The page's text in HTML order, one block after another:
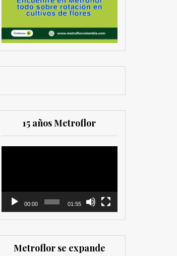
15 años Metroflor
00:00 01:55
Metroflor se expande